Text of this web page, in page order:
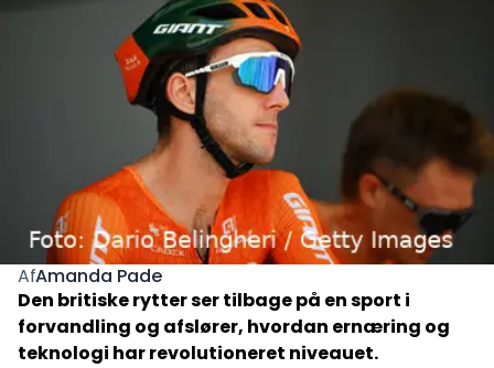
AfAmanda Pade
Den britiske rytter ser tilbage på en sport i
forvandling og afslører, hvordan ernæring og
teknologi har revolutioneret niveauet.